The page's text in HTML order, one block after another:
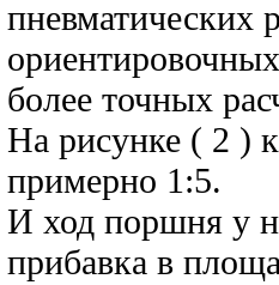
пневматических
более точных
На рисунке ( 2 )
примерно 1:5.
И ход поршня у
прибавка в